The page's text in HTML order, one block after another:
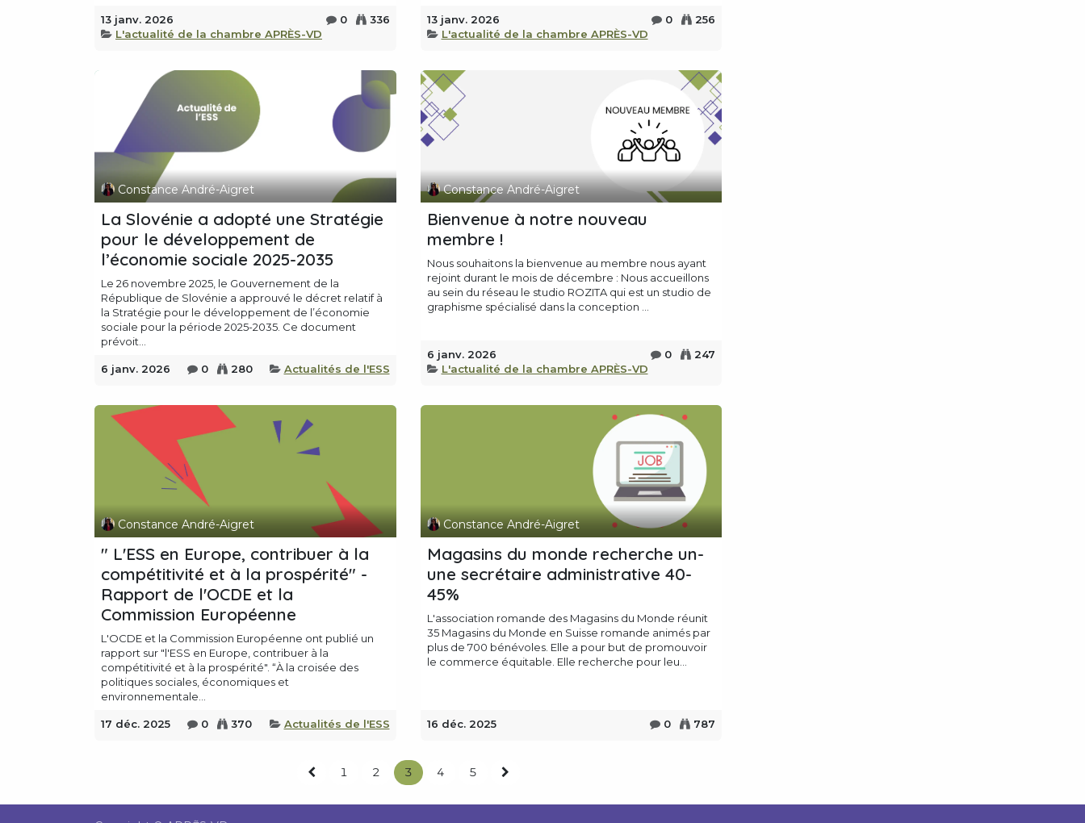
13 janv. 2026 0
336
L'actualité de la chambre APRÈS-VD
13 janv. 2026 0
256
L'actualité de la chambre APRÈS-VD
Constance André-Aigret
La Slovénie a adopté une Stratégie
pour le développement de
l’économie sociale 2025-2035
Le 26 novembre 2025, le Gouvernement de la
République de Slovénie a approuvé le décret relatif à
la Stratégie pour le développement de l’économie
sociale pour la période 2025-2035. Ce document
prévoit...
6 janv. 2026 0 280 Actualités de l'ESS
Constance André-Aigret
Bienvenue à notre nouveau
membre !
Nous souhaitons la bienvenue au membre nous ayant
rejoint durant le mois de décembre : Nous accueillons
au sein du réseau le studio ROZITA qui est un studio de
graphisme spécialisé dans la conception ...
6 janv. 2026 0
247
L'actualité de la chambre APRÈS-VD
Constance André-Aigret
" L'ESS en Europe, contribuer à la
compétitivité et à la prospérité" -
Rapport de l'OCDE et la
Commission Européenne
L'OCDE et la Commission Européenne ont publié un
rapport sur "l'ESS en Europe, contribuer à la
compétitivité et à la prospérité". “À la croisée des
politiques sociales, économiques et
environnementale...
17 déc. 2025 0 370 Actualités de l'ESS
Constance André-Aigret
Magasins du monde recherche un-
une secrétaire administrative 40-
45%
L'association romande des Magasins du Monde réunit
35 Magasins du Monde en Suisse romande animés par
plus de 700 bénévoles. Elle a pour but de promouvoir
le commerce équitable. Elle recherche pour leu...
16 déc. 2025 0 787
1 2 3 4 5